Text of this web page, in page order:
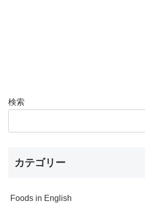
検索
カテゴリー
Foods in English